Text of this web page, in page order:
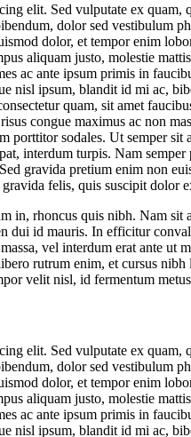
elit. Sed vulputate ex
dolor sed vestibulum
dolor, et tempor enim
aliquam justo, molestie
ac ante ipsum primis in
nisl ipsum, blandit id mi ac,
quam, sit amet
congue maximus ac non
porttitor sodales. Ut semper
interdum turpis. Nam
gravida pretium enim non
felis, quis suscipit dolor
in, rhoncus quis nibh. Nam
dui id mauris. In efficitur
vel interdum erat ante
rutrum enim, et cursus
velit nisl, id fermentum
elit. Sed vulputate ex
dolor sed vestibulum
dolor, et tempor enim
aliquam justo, molestie
ac ante ipsum primis in
nisl ipsum, blandit id mi ac,